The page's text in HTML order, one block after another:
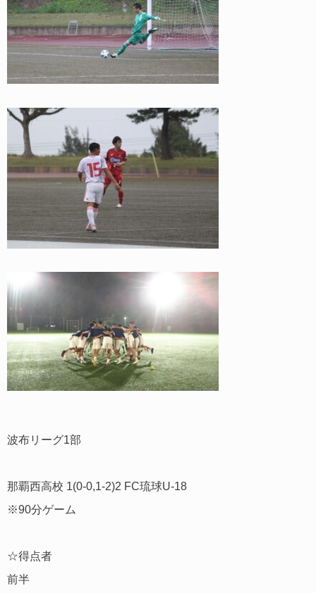
波布リーグ1部
那覇西高校 1(0-0,1-2)2 FC琉球U-18
※90分ゲーム
☆得点者
前半